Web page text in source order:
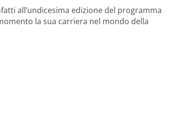
all’undicesima edizione del programma
la sua carriera nel mondo della